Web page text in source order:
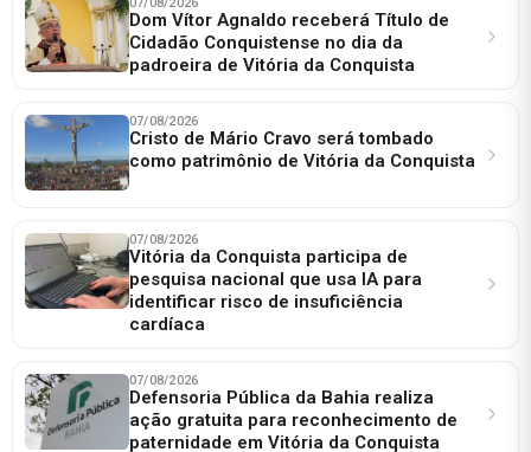
Dom Vítor Agnaldo receberá Título de
Cidadão Conquistense no dia da
padroeira de Vitória da Conquista
07/08/2026
Cristo de Mário Cravo será tombado
como patrimônio de Vitória da Conquista
07/08/2026
Vitória da Conquista participa de
pesquisa nacional que usa IA para
identificar risco de insuficiência
cardíaca
07/08/2026
Defensoria Pública da Bahia realiza
ação gratuita para reconhecimento de
paternidade em Vitória da Conquista